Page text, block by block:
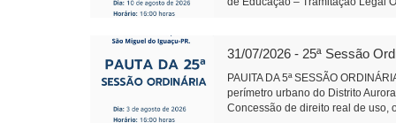
Conselho de Política de
de Lei 595/2026 - Qualificação,
por meio de Organização Social
da Câmara Objetivo: Corrigir uma
Santa Rosa do Ocoi Autor:
31/07/2026 - 25ª Sessão
PAUITA DA 5ª SESSÃO
perímetro urbano do Distrito
Concessão de direito real de uso,